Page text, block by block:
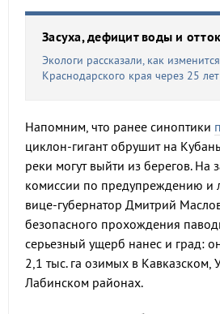
Засуха, дефицит воды и
Экологи рассказали, как
Краснодарского края через 25 лет
Напомним, что ранее синоптики
циклон-гигант обрушит на
реки могут выйти из берегов. На
комиссии по предупреждению и
вице-губернатор Дмитрий
безопасного прохождения
серьезный ущерб нанес и град:
2,1 тыс. га озимых в Кавказском,
Лабинском районах.